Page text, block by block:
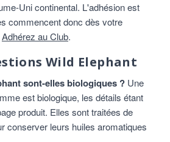
Uni continental. L'adhésion est
commencent donc dès votre
Adhérez au Club.
Wild Elephant
sont-elles biologiques ? Une
est biologique, les détails étant
produit. Elles sont traitées de
conserver leurs huiles aromatiques